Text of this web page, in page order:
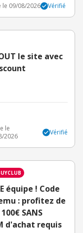
le 09/08/2026 Vérifié
le site avec
le
2026
Vérifié
équipe ! Code
: profitez de
SANS
d'achat requis